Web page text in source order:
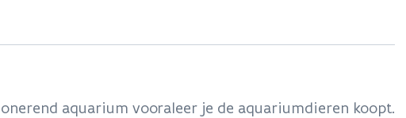
aquarium vooraleer je de aquariumdieren koopt.